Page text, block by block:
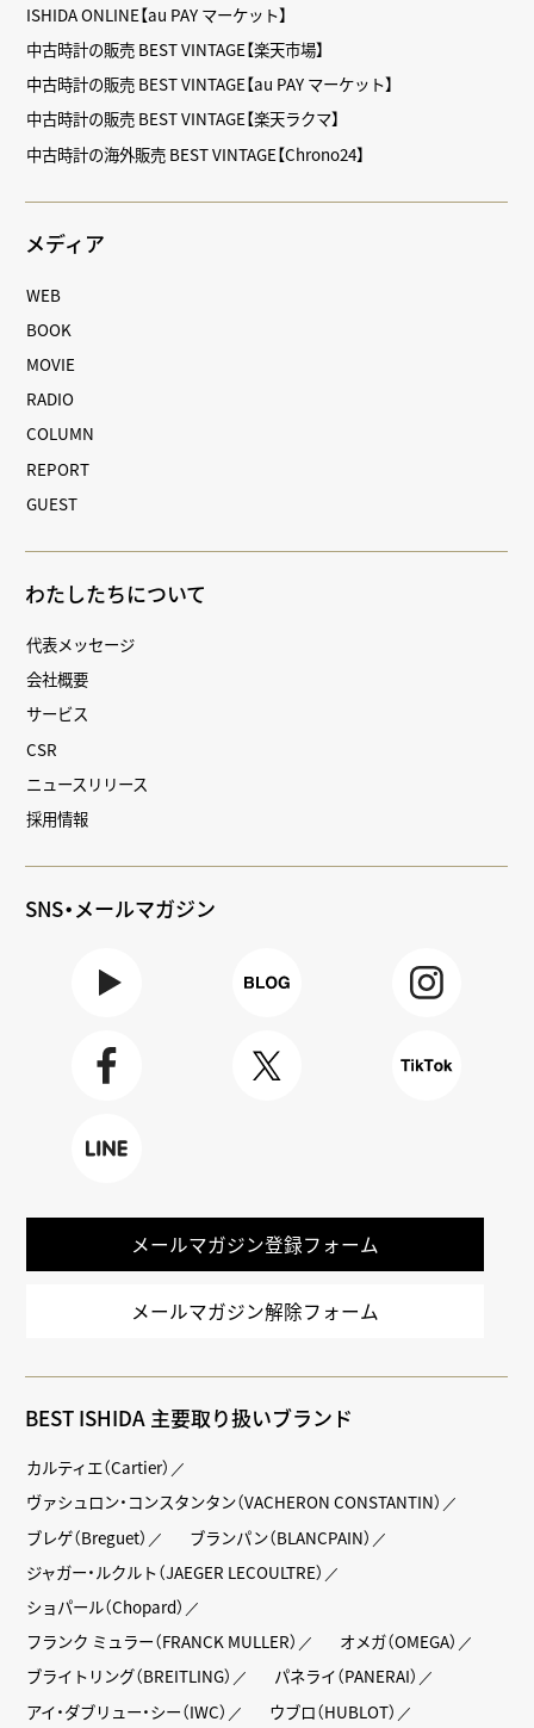
ISHIDA ONLINE【au PAY マーケット】
中古時計の販売 BEST VINTAGE【楽天市場】
中古時計の販売 BEST VINTAGE【au PAY マーケット】
中古時計の販売 BEST VINTAGE【楽天ラクマ】
中古時計の海外販売 BEST VINTAGE【Chrono24】
メディア
WEB
BOOK
MOVIE
RADIO
COLUMN
REPORT
GUEST
わたしたちについて
代表メッセージ
会社概要
サービス
CSR
ニュースリリース
採用情報
SNS・メールマガジン
メールマガジン登録フォーム
メールマガジン解除フォーム
BEST ISHIDA 主要取り扱いブランド
カルティエ（Cartier）
ヴァシュロン・コンスタンタン（VACHERON CONSTANTIN）
ブレゲ（Breguet）
ブランパン（BLANCPAIN）
ジャガー・ルクルト（JAEGER LECOULTRE）
ショパール（Chopard）
フランク ミュラー（FRANCK MULLER）
オメガ（OMEGA）
ブライトリング（BREITLING）
パネライ（PANERAI）
アイ・ダブリュー・シー（IWC）
ウブロ（HUBLOT）